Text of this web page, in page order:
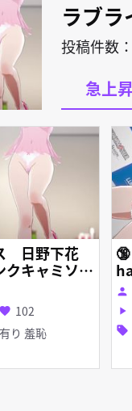
ラブ
投稿件数
急上昇
日野下花
キャミソー
Tバック 異
ス
favorite 102
ダンス有り 羞恥
2
person
play_arrow
sell